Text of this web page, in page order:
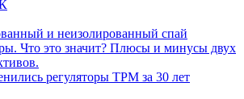
и неизолированный спай
Что это значит? Плюсы и минусы двух
регуляторы ТРМ за 30 лет